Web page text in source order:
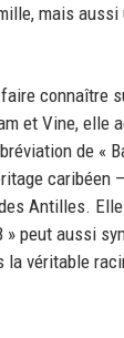
mais aussi
connaître
et Vine, elle
de «
caribéen
Antilles.
peut aussi
la véritable